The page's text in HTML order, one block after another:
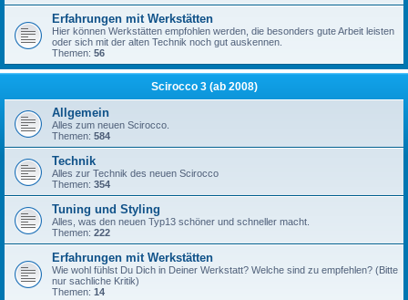
Erfahrungen mit Werkstätten
Hier können Werkstätten empfohlen werden, die besonders gute Arbeit leisten
oder sich mit der alten Technik noch gut auskennen.
Themen: 56
Scirocco 3 (ab 2008)
Allgemein
Alles zum neuen Scirocco.
Themen: 584
Technik
Alles zur Technik des neuen Scirocco
Themen: 354
Tuning und Styling
Alles, was den neuen Typ13 schöner und schneller macht.
Themen: 222
Erfahrungen mit Werkstätten
Wie wohl fühlst Du Dich in Deiner Werkstatt? Welche sind zu empfehlen? (Bitte
nur sachliche Kritik)
Themen: 14